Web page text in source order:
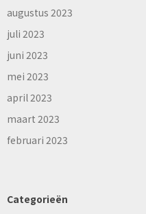
augustus 2023
juli 2023
juni 2023
mei 2023
april 2023
maart 2023
februari 2023
Categorieën